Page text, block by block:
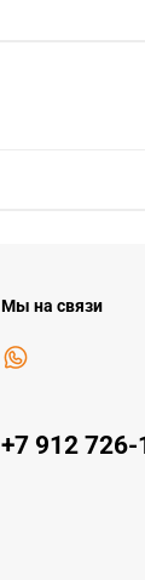
Мы на связи
+7 912 726-